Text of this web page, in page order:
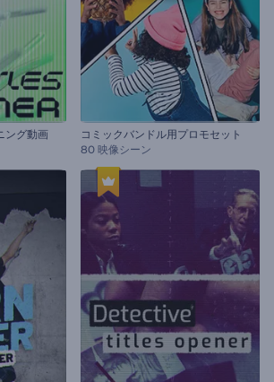
ング動画
コミックバンドル用プロモセット
80 映像シーン